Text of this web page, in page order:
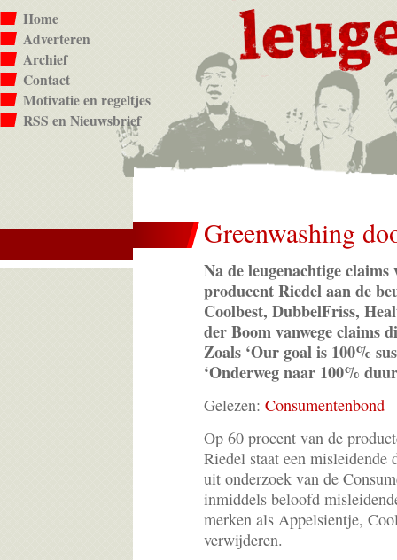
Home
Adverteren
Archief
Contact
Motivatie en regeltjes
RSS en Nieuwsbrief
Greenwashing
Na de leugenachtige
producent Riedel aan de
Coolbest, DubbelFriss,
der Boom vanwege claims
Zoals ‘Our goal is 100%
‘Onderweg naar 100%
Gelezen: Consumentenbond
Op 60 procent van de
Riedel staat een
uit onderzoek van de
inmiddels beloofd
merken als Appelsientje,
verwijderen.